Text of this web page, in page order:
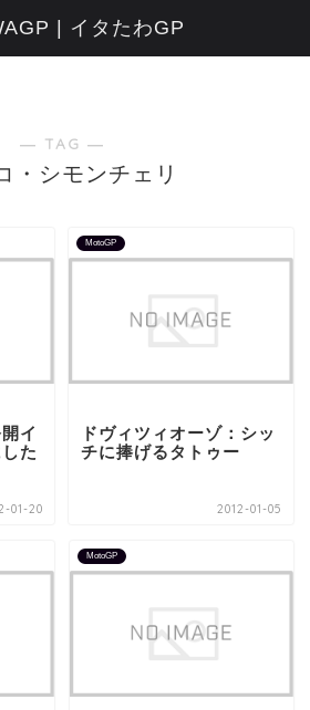
― TAG ―
・シモンチェリ
イ
た
01-20
MotoGP
ドヴィツィオーゾ：シッ
チに捧げるタトゥー
2012-01-05
MotoGP
| イタたわGP